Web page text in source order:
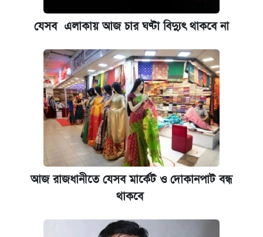
যেসব এলাকায় আজ চার ঘণ্টা বিদ্যুৎ থাকবে না
আজ রাজধানীতে যেসব মার্কেট ও দোকানপাট বন্ধ
থাকবে